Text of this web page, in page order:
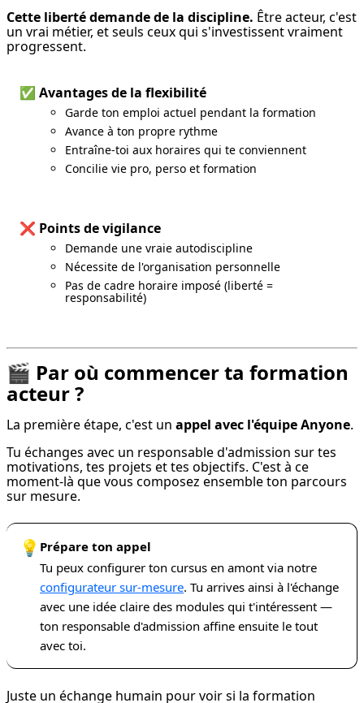
Cette liberté demande de la discipline. Être acteur, c'est
un vrai métier, et seuls ceux qui s'investissent vraiment
progressent.
✅ Avantages de la flexibilité
Garde ton emploi actuel pendant la formation
Avance à ton propre rythme
Entraîne-toi aux horaires qui te conviennent
Concilie vie pro, perso et formation
❌ Points de vigilance
Demande une vraie autodiscipline
Nécessite de l'organisation personnelle
Pas de cadre horaire imposé (liberté =
responsabilité)
🎬 Par où commencer ta formation
acteur ?
La première étape, c'est un appel avec l'équipe Anyone.
Tu échanges avec un responsable d'admission sur tes
motivations, tes projets et tes objectifs. C'est à ce
moment-là que vous composez ensemble ton parcours
sur mesure.
💡 Prépare ton appel
Tu peux configurer ton cursus en amont via notre
configurateur sur-mesure. Tu arrives ainsi à l'échange
avec une idée claire des modules qui t'intéressent —
ton responsable d'admission affine ensuite le tout
avec toi.
Juste un échange humain pour voir si la formation